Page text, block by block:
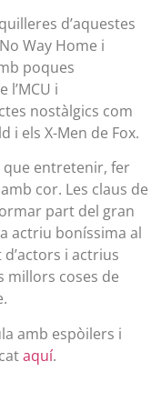
d’aquestes
Way Home i
poques
i
nostàlgics com
i els X-Men de Fox.
entretenir, fer
cor. Les claus de
part del gran
actriu boníssima al
i actrius
millors coses de
amb espòilers i
aquí.